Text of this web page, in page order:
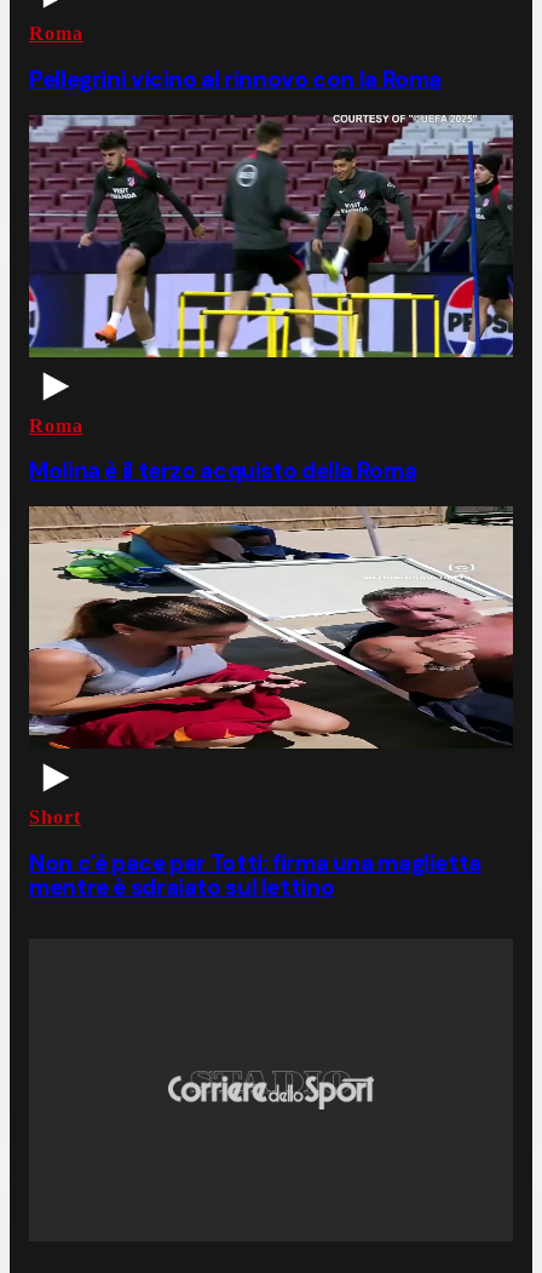
Roma
Pellegrini vicino al rinnovo con la Roma
Roma
Molina è il terzo acquisto della Roma
Short
Non c'è pace per Totti: firma una maglietta
mentre è sdraiato sul lettino